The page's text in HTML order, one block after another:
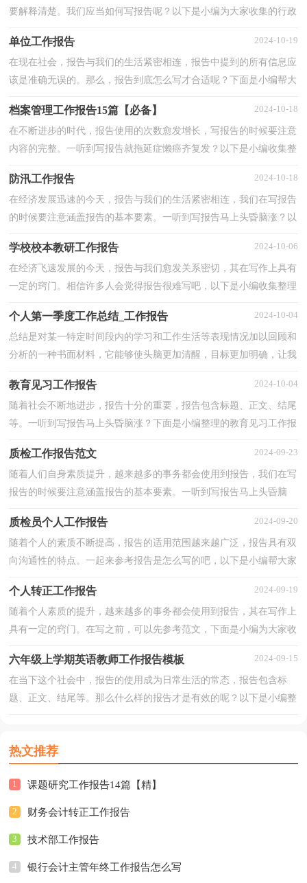
要解释清楚。我们应当如何写报告呢？以下是小编为大家收集的行政
单位工作报告 2024-10-19
在现在社会，报告与我们的生活紧密相连，报告中提到的所有信息应
该是准确无误的。那么，报告到底怎么写才合适呢？下面是小编帮大
档案管理工作报告15篇【必备】 2024-10-18
在不断进步的时代，报告使用的次数愈发增长，写报告的时候要注意
内容的完整。一听到写报告就拖延症懒癌齐复发？以下是小编收集整
防汛工作报告 2024-10-18
在经济发展迅速的今天，报告与我们的生活紧密相连，我们在写报告
的时候要注意涵盖报告的基本要素。一听到写报告马上头昏脑涨？以
学校校本教研工作报告 2024-10-06
在经济飞速发展的今天，报告与我们愈发关系密切，其在写作上具有
一定的窍门。相信许多人会觉得报告很难写吧，以下是小编收集整理
个人第一季度工作总结_工作报告 2024-10-04
总结是对某一特定时间段内的学习和工作生活等表现情况加以回顾和
分析的一种书面材料，它能够使头脑更加清醒，目标更加明确，让我
教育见习工作报告 2024-10-04
随着社会不断地进步，报告十分的重要，报告包含标题、正文、结尾
等。一听到写报告马上头昏脑涨？下面是小编整理的教育见习工作报
质检工作报告范文 2024-09-23
随着人们自身素质提升，越来越多的事务都会使用到报告，我们在写
报告的时候要注意涵盖报告的基本要素。一听到写报告马上头昏脑
质检员个人工作报告 2024-09-20
随着个人的素质不断提高，报告的适用范围越来越广泛，报告具有双
向沟通性的特点。一起来参考报告是怎么写的吧，以下是小编帮大家
个人转正工作报告 2024-09-19
随着个人素质的提升，越来越多的事务都会使用到报告，其在写作上
具有一定的窍门。在写之前，可以先参考范文，下面是小编为大家收
六年级上学期英语教师工作报告模板 2024-09-15
在当下这个社会中，报告的使用成为日常生活的常态，报告包含标
题、正文、结尾等。那么什么样的报告才是有效的呢？以下是小编整
热文推荐
1 课题研究工作报告14篇【精】
2 财务会计转正工作报告
3 技术部工作报告
4 银行会计主管年终工作报告怎么写